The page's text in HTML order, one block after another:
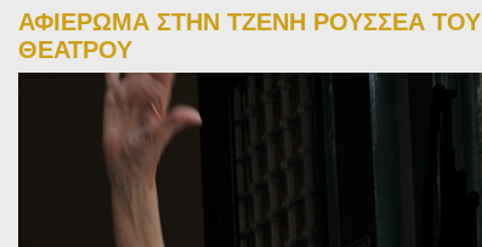
ΑΦΙΕΡΩΜΑ ΣΤΗΝ ΤΖΕΝΗ ΡΟΥΣΣΕΑ ΤΟΥ
ΘΕΑΤΡΟΥ